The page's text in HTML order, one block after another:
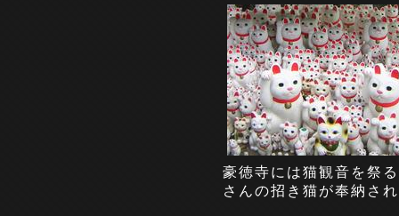
豪徳寺には猫観音を祭
さんの招き猫が奉納さ